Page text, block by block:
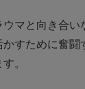
マと向き合い
すために奮闘
。